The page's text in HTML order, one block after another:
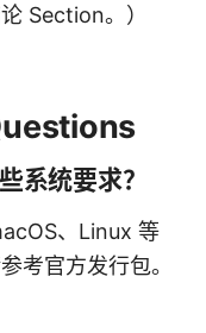
Section。）
系统要求？
、Linux 等
考官方发行包。